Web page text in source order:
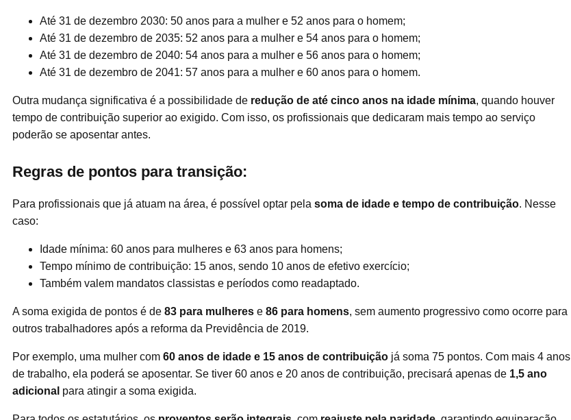
Até 31 de dezembro 2030: 50 anos para a mulher e 52 anos para o homem;
Até 31 de dezembro de 2035: 52 anos para a mulher e 54 anos para o homem;
Até 31 de dezembro de 2040: 54 anos para a mulher e 56 anos para o homem;
Até 31 de dezembro de 2041: 57 anos para a mulher e 60 anos para o homem.
Outra mudança significativa é a possibilidade de redução de até cinco anos na idade mínima, quando houver
tempo de contribuição superior ao exigido. Com isso, os profissionais que dedicaram mais tempo ao serviço
poderão se aposentar antes.
Regras de pontos para transição:
Para profissionais que já atuam na área, é possível optar pela soma de idade e tempo de contribuição. Nesse
caso:
Idade mínima: 60 anos para mulheres e 63 anos para homens;
Tempo mínimo de contribuição: 15 anos, sendo 10 anos de efetivo exercício;
Também valem mandatos classistas e períodos como readaptado.
A soma exigida de pontos é de 83 para mulheres e 86 para homens, sem aumento progressivo como ocorre para
outros trabalhadores após a reforma da Previdência de 2019.
Por exemplo, uma mulher com 60 anos de idade e 15 anos de contribuição já soma 75 pontos. Com mais 4 anos
de trabalho, ela poderá se aposentar. Se tiver 60 anos e 20 anos de contribuição, precisará apenas de 1,5 ano
adicional para atingir a soma exigida.